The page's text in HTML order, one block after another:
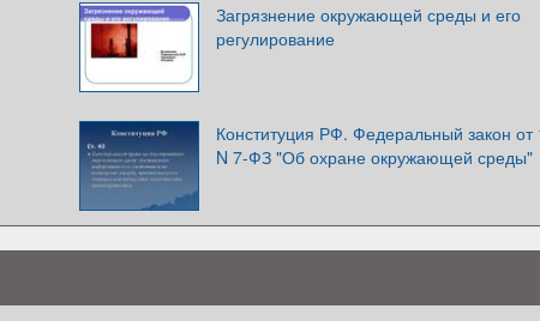
Загрязнение окружающей среды и его
регулирование
Конституция РФ. Федеральный закон от
N 7-ФЗ "Об охране окружающей среды"